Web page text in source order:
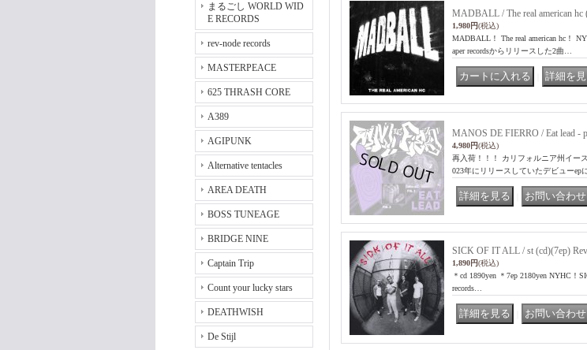
まるごし WORLD WID
E RECORDS
rev-node records
MASTERPEACE
625 THRASH CORE
A389
AGIPUNK
Alternative tentacles
AREA DEATH
BOSS TUNEAGE
BRIDGE NINE
Captain Trip
Count your lucky stars
DEATHWISH
De Stijl
MADBALL / The real american hc
1,980円(税込)
MADBALL！ The real american hc！
aper recordsからリリースした2曲…
MANOS DE FIERRO / Eat lead -
4,980円(税込)
再入荷！！！ カリフォルニア州イー
023年にリリースしていたデビューep
SICK OF IT ALL / st (cd)(7ep)
1,890円(税込)
＊cd 1890yen ＊7ep 2180yen NYHC
records…